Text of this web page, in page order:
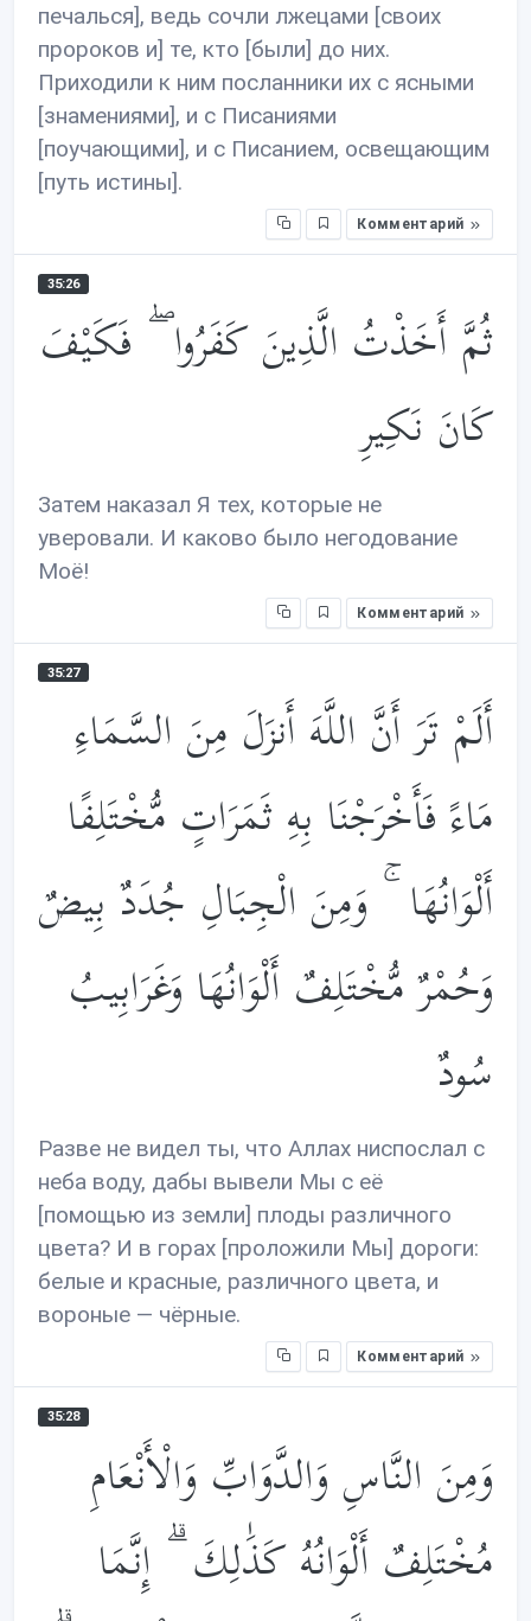
печалься], ведь сочли лжецами [своих
пророков и] те, кто [были] до них.
Приходили к ним посланники их с ясными
[знамениями], и с Писаниями
[поучающими], и с Писанием, освещающим
[путь истины].
Комментарий
35:26
ثُمَّ أَخَذْتُ الَّذِينَ كَفَرُوا ۖ فَكَيْفَ
كَانَ نَكِيرِ
Затем наказал Я тех, которые не
уверовали. И каково было негодование
Моё!
Комментарий
35:27
أَلَمْ تَرَ أَنَّ اللَّهَ أَنزَلَ مِنَ السَّمَاءِ
مَاءً فَأَخْرَجْنَا بِهِ ثَمَرَاتٍ مُّخْتَلِفًا
أَلْوَانُهَا ۚ وَمِنَ الْجِبَالِ جُدَدٌ بِيضٌ
وَحُمْرٌ مُّخْتَلِفٌ أَلْوَانُهَا وَغَرَابِيبُ
سُودٌ
Разве не видел ты, что Аллах ниспослал с
неба воду, дабы вывели Мы с её
[помощью из земли] плоды различного
цвета? И в горах [проложили Мы] дороги:
белые и красные, различного цвета, и
вороные — чёрные.
Комментарий
35:28
وَمِنَ النَّاسِ وَالدَّوَابِّ وَالْأَنْعَامِ
مُخْتَلِفٌ أَلْوَانُهُ كَذَ‌ٰلِكَ ۗ إِنَّمَا